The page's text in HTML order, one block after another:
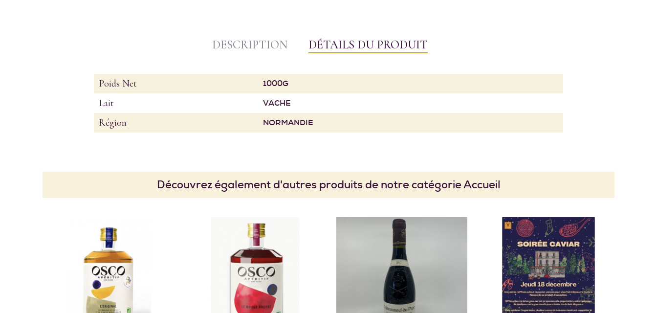
DESCRIPTION DÉTAILS DU PRODUIT
Poids Net 1000G
Lait VACHE
Région NORMANDIE
Découvrez également d'autres produits de notre catégorie Accueil